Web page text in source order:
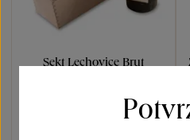
Sekt Lechovice Brut
Sekty a šumivá vína
jakostní šumivé víno 2021